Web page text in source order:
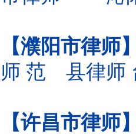
【濮阳市律师
师 范 县律师
【许昌市律师